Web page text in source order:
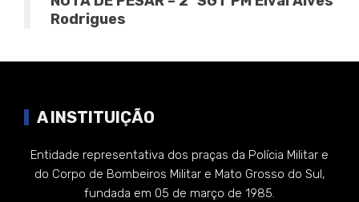
Rodrigues
A INSTITUIÇÃO
Entidade representativa dos praças da Polícia Militar e
do Corpo de Bombeiros Militar e Mato Grosso do Sul,
fundada em 05 de março de 1985.